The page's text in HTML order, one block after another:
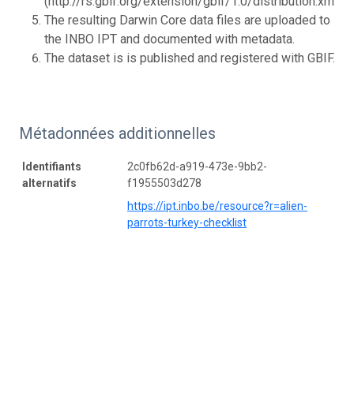
The resulting Darwin Core data files are uploaded to
the INBO IPT and documented with metadata.
The dataset is is published and registered with GBIF.
Métadonnées additionnelles
Identifiants
alternatifs
2c0fb62d-a919-473e-9bb2-
f1955503d278
https://ipt.inbo.be/resource?r=alien-
parrots-turkey-checklist